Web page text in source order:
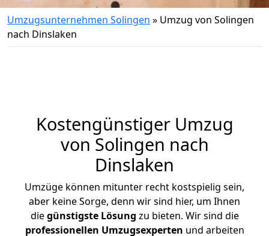
Umzugsunternehmen Solingen » Umzug von Solingen
nach Dinslaken
Kostengünstiger Umzug
von Solingen nach
Dinslaken
Umzüge können mitunter recht kostspielig sein,
aber keine Sorge, denn wir sind hier, um Ihnen
diegünstigste Lösung zu bieten. Wir sind die
professionellen Umzugsexperten und arbeiten